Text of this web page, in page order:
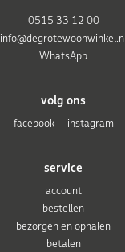
service
account
bestellen
bezorgen en ophalen
betalen
volg ons
facebook
instagram
0515 33 12 00
info@degrotewoonwinkel.nl
WhatsApp